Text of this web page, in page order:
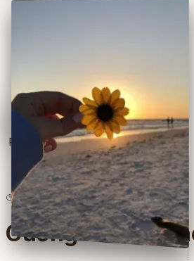
Full
2lượt đọc· 8chương
Gương Vỡ Thì